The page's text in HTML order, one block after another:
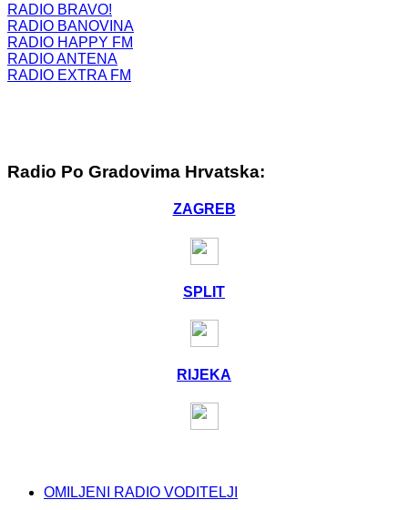
RADIO BRAVO!
RADIO BANOVINA
RADIO HAPPY FM
RADIO ANTENA
RADIO EXTRA FM
Radio Po Gradovima Hrvatska:
ZAGREB
SPLIT
RIJEKA
OMILJENI RADIO VODITELJI